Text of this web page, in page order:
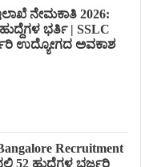
ನೇಮಕಾತಿ 2026:
ಭರ್ತಿ | SSLC
ಉದ್ಯೋಗದ ಅವಕಾಶ
Recruitment
52 ಹುದ್ದೆಗಳ ಭರ್ಜರಿ